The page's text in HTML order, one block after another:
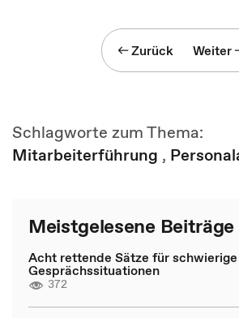
Zurück Weiter
Schlagworte zum Thema:
Mitarbeiterführung ,
Meistgelesene Beiträge
Acht rettende Sätze für schwierige
Gesprächssituationen
372